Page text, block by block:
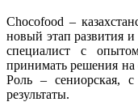
Chocofood –
новый этап развития
специалист с
принимать решения на
Роль – сениорская,
результаты.